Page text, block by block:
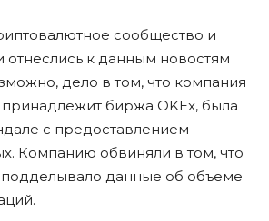
сообщество и
отнеслись к данным новостям
дело в том, что компания
принадлежит биржа OKEx, была
с предоставлением
Компанию обвиняли в том, что
подделывало данные об объеме